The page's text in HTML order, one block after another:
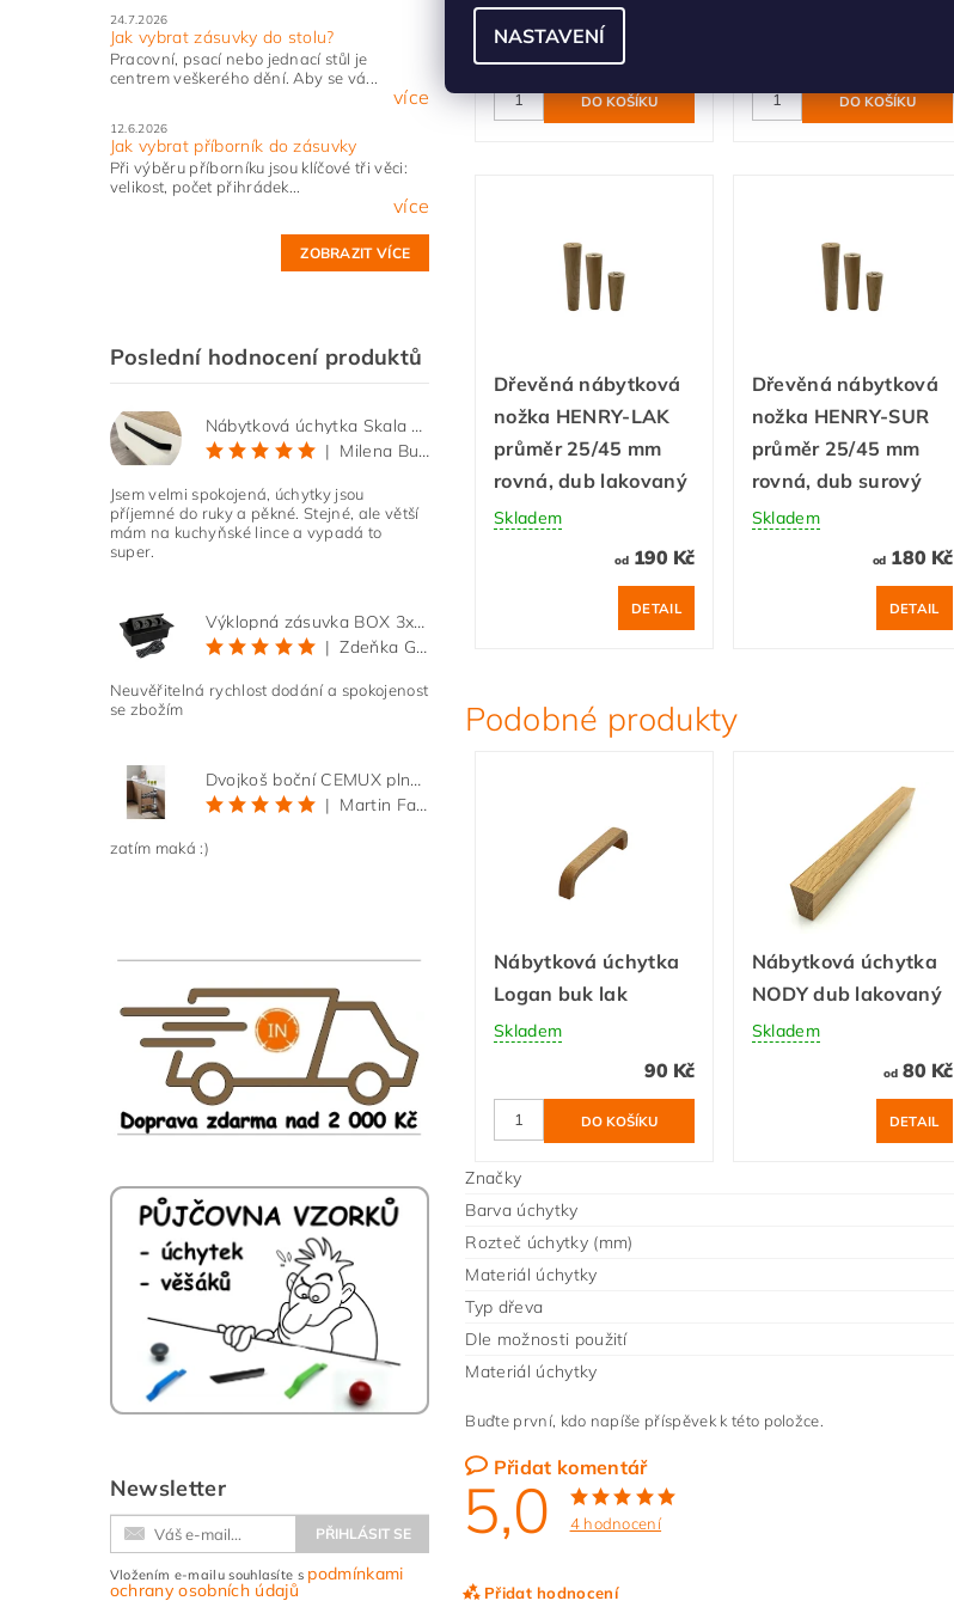
24.7.2026
Jak vybrat zásuvky do stolu?
Pracovní, psací nebo jednací stůl je
centrem veškerého dění. Aby se vá...
více
12.6.2026
Jak vybrat příborník do zásuvky
Při výběru příborníku jsou klíčové tři věci:
velikost, počet přihrádek...
více
ZOBRAZIT VÍCE
Poslední hodnocení produktů
Nábytková úchytka Skala černá matná
|
Milena Bučková
Jsem velmi spokojená, úchytky jsou
příjemné do ruky a pěkné. Stejné, ale větší
mám na kuchyňské lince a vypadá to
super.
Výklopná zásuvka BOX 3x 230V s 3m kabelem - černá
|
Zdeňka Gold
Neuvěřitelná rychlost dodání a spokojenost
se zbožím
Dvojkoš boční CEMUX plné dno 3D, s tlumením antracit 200 mm
|
Martin Faltus
zatím maká :)
Newsletter
Vložením e-mailu souhlasíte s podmínkami
ochrany osobních údajů
Skladem
Dřevěná nábytková
nožka HENRY-LAK
průměr 25/45 mm
rovná, dub lakovaný
Skladem
od190 Kč
DETAIL
Dřevěná nábytková
nožka HENRY-SUR
průměr 25/45 mm
rovná, dub surový
Skladem
od180 Kč
DETAIL
Podobné produkty
Nábytková úchytka
Logan buk lak
Skladem
90 Kč
Nábytková úchytka
NODY dub lakovaný
Skladem
od80 Kč
DETAIL
Značky
Barva úchytky
Rozteč úchytky (mm)
Materiál úchytky
Typ dřeva
Dle možnosti použití
Materiál úchytky
Buďte první, kdo napíše příspěvek k této položce.
Přidat komentář
5,0 4 hodnocení
Přidat hodnocení
NASTAVENÍ